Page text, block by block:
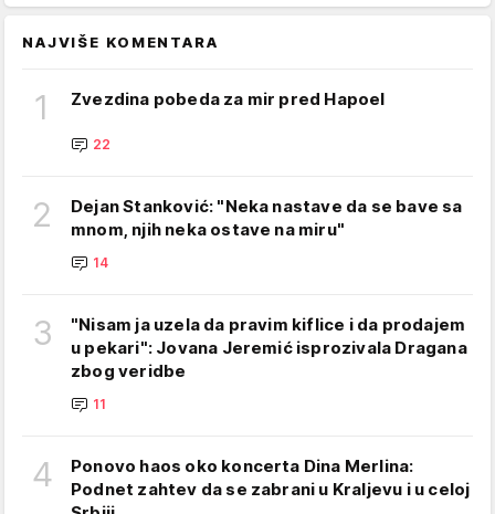
NAJVIŠE KOMENTARA
1 Zvezdina pobeda za mir pred Hapoel
22
2
Dejan Stanković: "Neka nastave da se bave sa
mnom, njih neka ostave na miru"
14
3
"Nisam ja uzela da pravim kiflice i da prodajem
u pekari": Jovana Jeremić isprozivala Dragana
zbog veridbe
11
4
Ponovo haos oko koncerta Dina Merlina:
Podnet zahtev da se zabrani u Kraljevu i u celoj